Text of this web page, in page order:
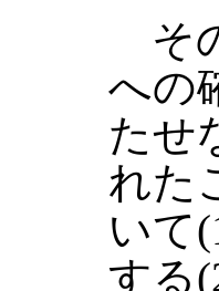
そ
への
たせ
れた
いて
する